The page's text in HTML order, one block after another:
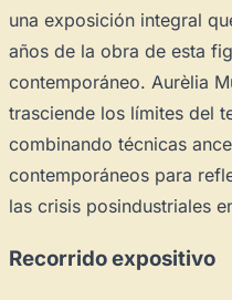
una exposición integral
años de la obra de esta
contemporáneo. Aurèlia
trasciende los límites del
combinando técnicas
contemporáneos para
las crisis posindustriales
Recorrido expositivo